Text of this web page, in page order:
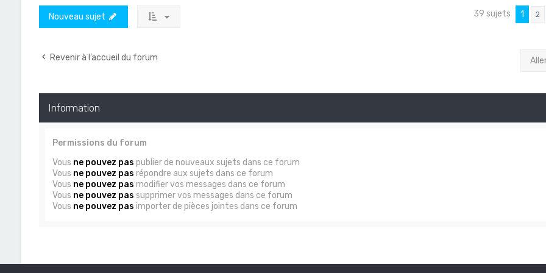
Nouveau sujet 39 sujets 1 2
Revenir à l’accueil du forum
Information
Permissions du forum
Vous ne pouvez pas publier de nouveaux sujets dans ce forum
Vous ne pouvez pas répondre aux sujets dans ce forum
Vous ne pouvez pas modifier vos messages dans ce forum
Vous ne pouvez pas supprimer vos messages dans ce forum
Vous ne pouvez pas importer de pièces jointes dans ce forum